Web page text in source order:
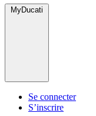
MyDucati
Se connecter
S’inscrire